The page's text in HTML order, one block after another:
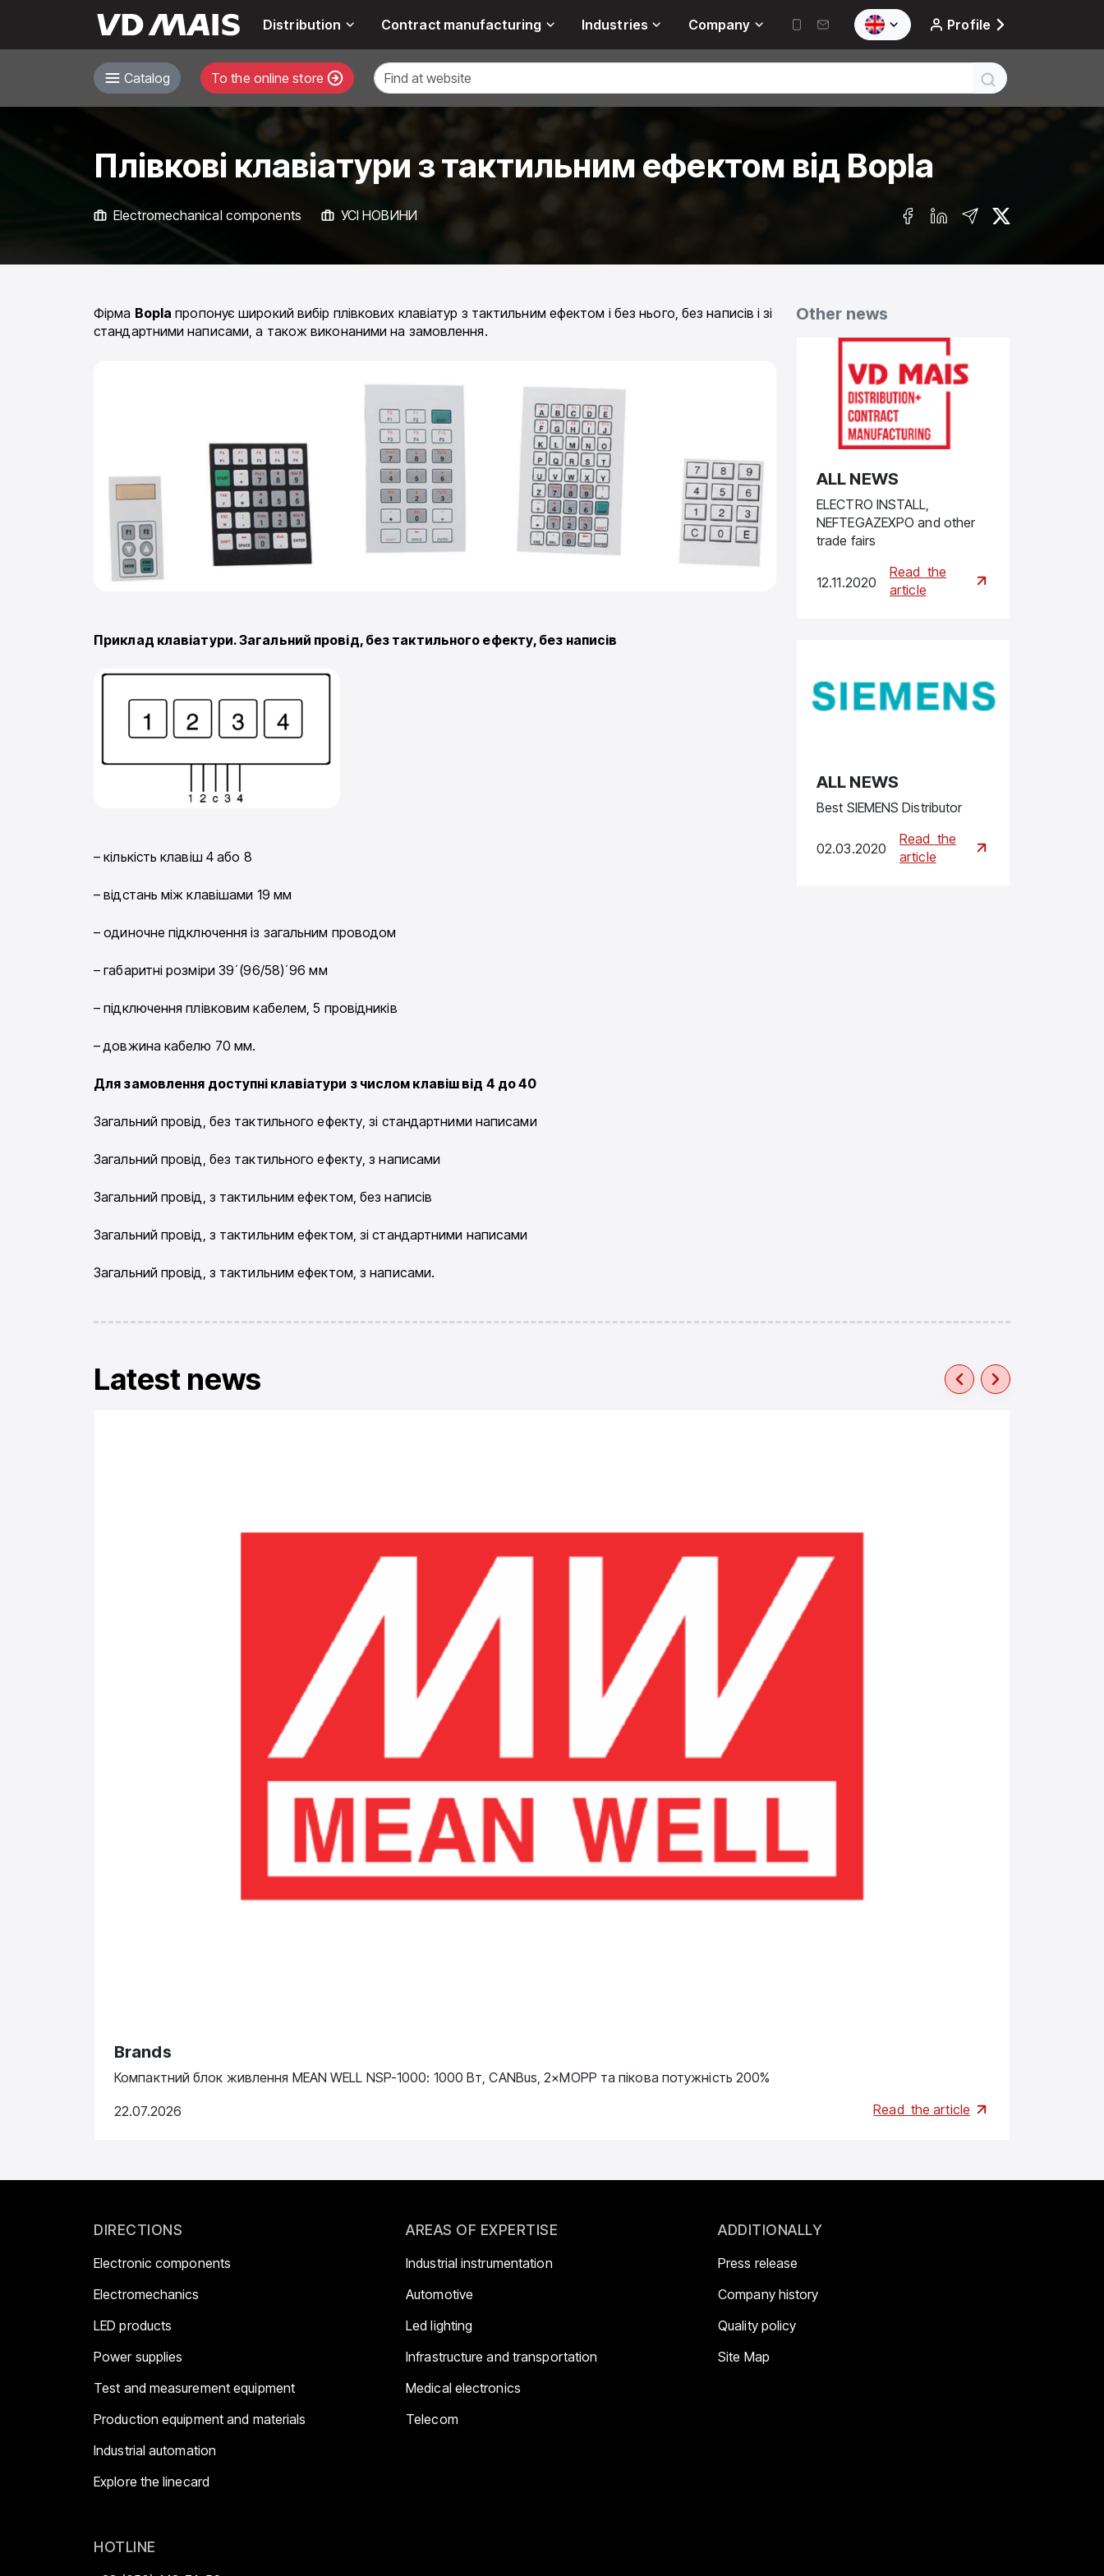
Distribution Contract manufacturing Industries Company Profile
Catalog To the online store
Плівкові клавіатури з тактильним ефектом від Bopla
Electromechanical components УСІ НОВИНИ
Фірма Bopla пропонує широкий вибір плівкових клавіатур з тактильним ефектом і без нього, без написів і зі
стандартними написами, а також виконаними на замовлення.
Приклад клавіатури. Загальний провід, без тактильного ефекту, без написів
– кількість клавіш 4 або 8
– відстань між клавішами 19 мм
– одиночне підключення із загальним проводом
– габаритні розміри 39´(96/58)´96 мм
– підключення плівковим кабелем, 5 провідників
– довжина кабелю 70 мм.
Для замовлення доступні клавіатури з числом клавіш від 4 до 40
Загальний провід, без тактильного ефекту, зі стандартними написами
Загальний провід, без тактильного ефекту, з написами
Загальний провід, з тактильним ефектом, без написів
Загальний провід, з тактильним ефектом, зі стандартними написами
Загальний провід, з тактильним ефектом, з написами.
Other news
ALL NEWS
ELECTRO INSTALL,
NEFTEGAZEXPO and other
trade fairs
12.11.2020
Read the
article
ALL NEWS
Best SIEMENS Distributor
02.03.2020
Read the
article
Latest news
Brands
Компактний блок живлення MEAN WELL NSP-1000: 1000 Вт, CANBus, 2×MOPP та пікова потужність 200%
22.07.2026 Read the article
DIRECTIONS
Electronic components
Electromechanics
LED products
Power supplies
Test and measurement equipment
Production equipment and materials
Industrial automation
Explore the linecard
AREAS OF EXPERTISE
Industrial instrumentation
Automotive
Led lighting
Infrastructure and transportation
Medical electronics
Telecom
ADDITIONALLY
Press release
Company history
Quality policy
Site Map
HOTLINE